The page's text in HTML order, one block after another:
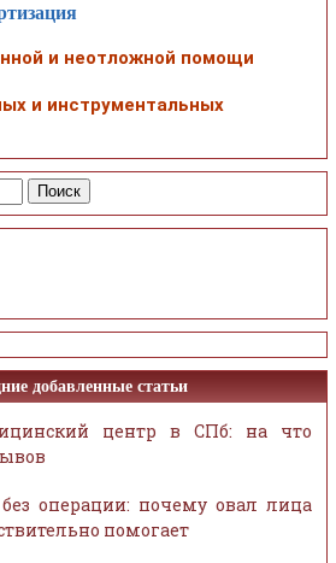
и неотложной помощи
и инструментальных
добавленные статьи
центр в СПб: на что
операции: почему овал лица
помогает